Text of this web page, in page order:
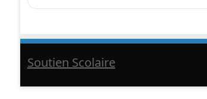
Soutien Scolaire